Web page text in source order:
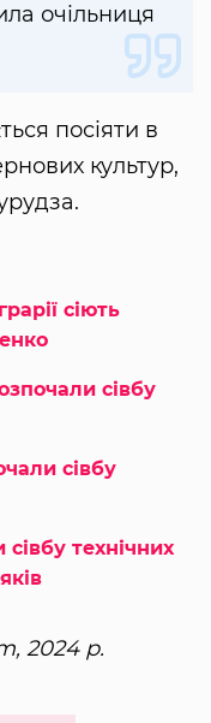
очільниця
посіяти в
культур,
сіють
сівбу
сівбу
технічних
2024 р.